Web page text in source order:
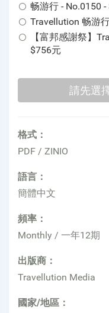
畅游行 - No.0150 -
Travellution 畅游
【富邦感謝祭】
$756元
格式：
PDF / ZINIO
語言：
簡體中文
頻率：
Monthly / 一年12期
出版商：
Travellution Media
國家/地區：